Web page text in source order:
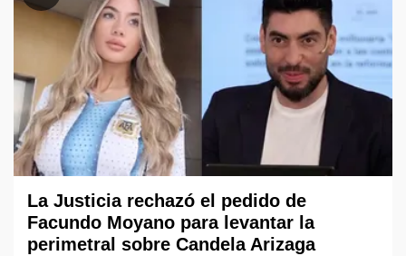
La Justicia rechazó el pedido de
Facundo Moyano para levantar la
perimetral sobre Candela Arizaga